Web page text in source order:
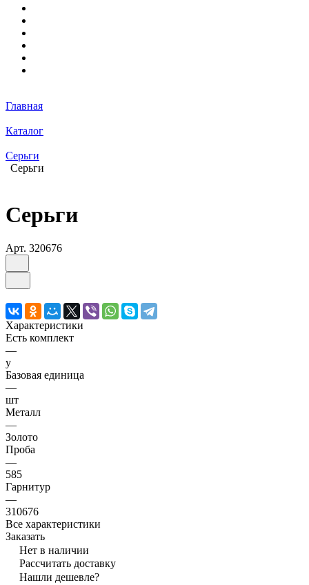
Главная
Каталог
Серьги
Серьги
Серьги
Арт. 320676
Характеристики
Есть комплект
—
y
Базовая единица
—
шт
Металл
—
Золото
Проба
—
585
Гарнитур
—
310676
Все характеристики
Заказать
Нет в наличии
Рассчитать доставку
Нашли дешевле?